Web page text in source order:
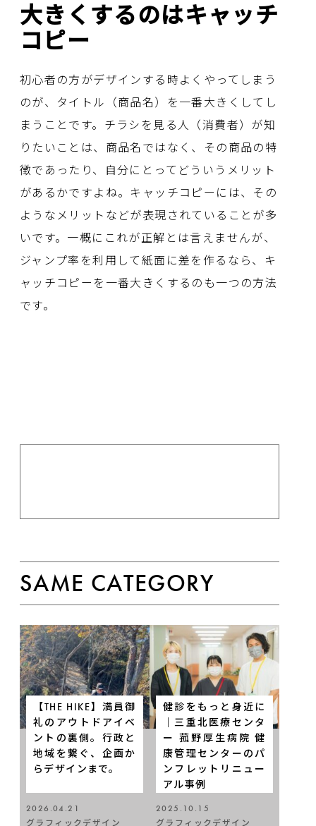
大きくするのはキャッチ
コピー
初心者の方がデザインする時よくやってしまう
のが、タイトル（商品名）を一番大きくしてし
まうことです。チラシを見る人（消費者）が知
りたいことは、商品名ではなく、その商品の特
徴であったり、自分にとってどういうメリット
があるかですよね。キャッチコピーには、その
ようなメリットなどが表現されていることが多
いです。一概にこれが正解とは言えませんが、
ジャンプ率を利用して紙面に差を作るなら、キ
ャッチコピーを一番大きくするのも一つの方法
です。
SAME CATEGORY
【THE HIKE】満員御
礼のアウトドアイベ
ントの裏側。行政と
地域を繋ぐ、企画か
らデザインまで。
2026.04.21
グラフィックデザイン
健診をもっと身近に
｜三重北医療センタ
ー 菰野厚生病院 健
康管理センターのパ
ンフレットリニュー
アル事例
2025.10.15
グラフィックデザイン